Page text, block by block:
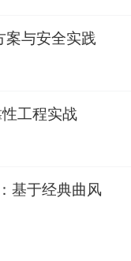
与安全实践
工程实战
基于经典曲风